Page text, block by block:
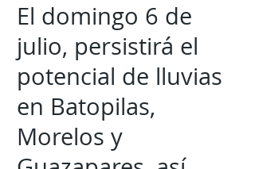
El domingo 6 de
julio, persistirá el
potencial de lluvias
en Batopilas,
Morelos y